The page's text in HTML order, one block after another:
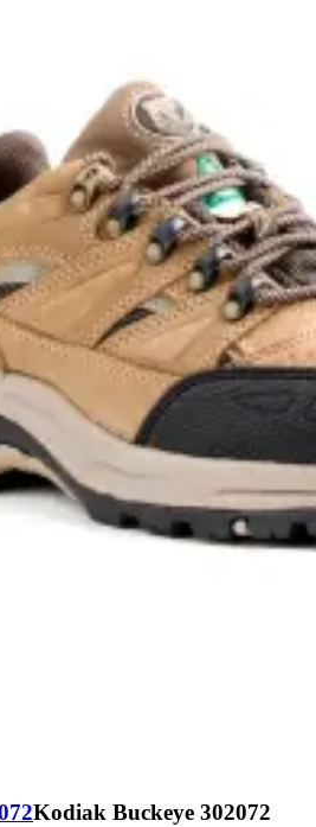
Kodiak Buckeye 302072